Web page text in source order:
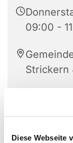
Diese Webseite
09:00 -
Strickern